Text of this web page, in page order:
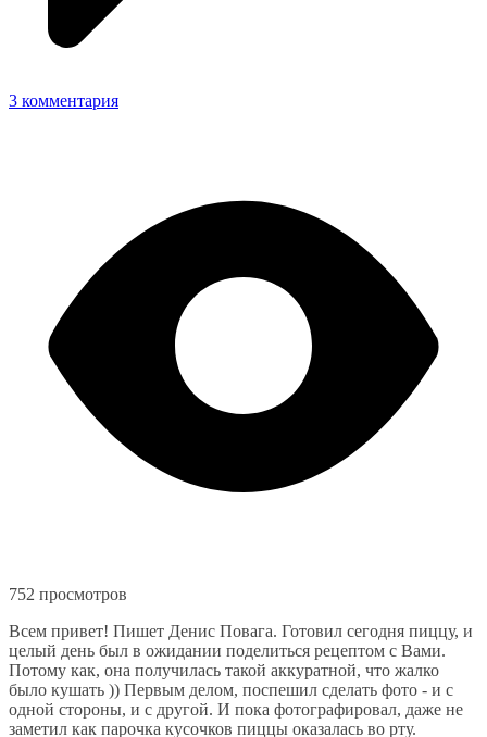
3 комментария
752 просмотров
Всем привет! Пишет Денис Повага. Готовил сегодня пиццу, и
целый день был в ожидании поделиться рецептом с Вами.
Потому как, она получилась такой аккуратной, что жалко
было кушать )) Первым делом, поспешил сделать фото - и с
одной стороны, и с другой. И пока фотографировал, даже не
заметил как парочка кусочков пиццы оказалась во рту.